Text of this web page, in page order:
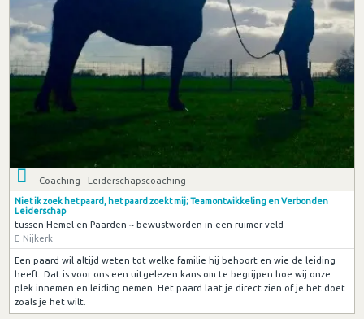
Coaching - Leiderschapscoaching
Niet ik zoek het paard, het paard zoekt mij; Teamontwikkeling en Verbonden
Leiderschap
tussen Hemel en Paarden ~ bewustworden in een ruimer veld
Nijkerk
Een paard wil altijd weten tot welke familie hij behoort en wie de leiding
heeft. Dat is voor ons een uitgelezen kans om te begrijpen hoe wij onze
plek innemen en leiding nemen. Het paard laat je direct zien of je het doet
zoals je het wilt.